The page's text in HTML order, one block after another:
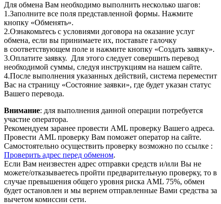
Для обмена Вам необходимо выполнить несколько шагов:
1.Заполните все поля представленной формы. Нажмите
кнопку «Обменять».
2.Ознакомьтесь с условиями договора на оказание услуг
обмена, если вы принимаете их, поставьте галочку
в соответствующем поле и нажмите кнопку «Создать заявку».
3.Оплатите заявку. Для этого следует совершить перевод
необходимой суммы, следуя инструкциям на нашем сайте.
4.После выполнения указанных действий, система переместит
Вас на страницу «Состояние заявки», где будет указан статус
Вашего перевода.
Внимание: для выполнения данной операции потребуется
участие оператора.
Рекомендуем заранее провести AML проверку Вашего адреса.
Провести AML проверку Вам поможет оператор на сайте.
Самостоятельно осуществить проверку возможно по ссылке :
Проверить адрес перед обменом.
Если Вам неизвестен адрес отправки средств и/или Вы не
можете/отказываетесь пройти предварительную проверку, то в
случае превышения общего уровня риска AML 75%, обмен
будет остановлен и мы вернем отправленные Вами средства за
вычетом комиссии сети.